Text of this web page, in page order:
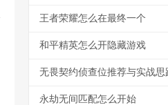
王者荣耀怎么在最终一个
和平精英怎么开隐藏游戏
无畏契约侦查位推荐与实战思
永劫无间匹配怎么开始